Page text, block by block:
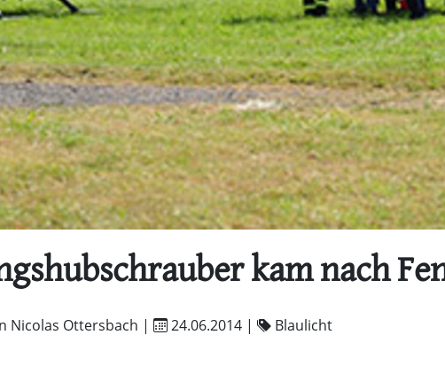
kam nach
Nicolas Ottersbach | 24.06.2014 | Blaulicht